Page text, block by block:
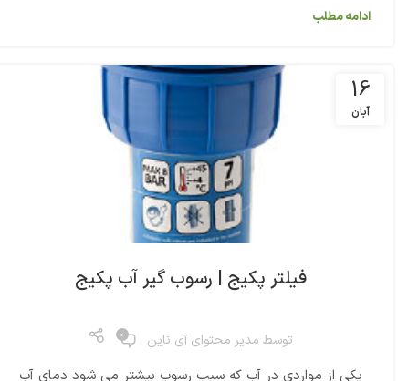
ادامه مطلب
16
آبان
فیلتر پکیج | رسوب گیر آب پکیج
توسط مدیر محتوای آی ناین 0
یکی از مواردی در آب که سبب رسوب بیشتر می شود دمای آب